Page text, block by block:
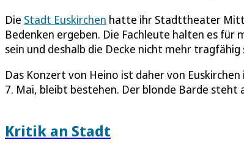
Die Stadt Euskirchen hatte ihr Stadttheater
Bedenken ergeben. Die Fachleute halten es
sein und deshalb die Decke nicht mehr tragfähig
Das Konzert von Heino ist daher von
7. Mai, bleibt bestehen. Der blonde Barde steht
Kritik an Stadt